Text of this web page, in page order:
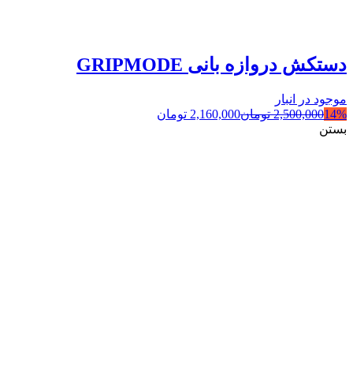
دستکش دروازه بانی GRIPMODE
موجود در انبار
14%
2,500,000 تومان2,160,000 تومان
بستن